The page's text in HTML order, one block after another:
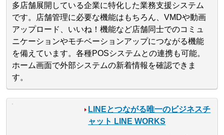
多店舗展開している企業に特化した業務支援システム
です。店舗管理に必要な機能はもちろん、VMDや動画
アップロード、いいね！機能など店舗同士でのコミュ
ニケーションやモチベーションアップにつながる機能
を備えています。各種POSシステムとの連携も可能。
ホーム画面で外部システムの新着情報を確認できま
す。
LINEとつながる唯一のビジネスチ
ャット LINE WORKS